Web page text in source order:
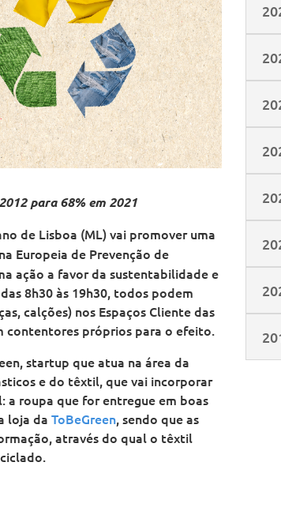
para 68% em 2021
de Lisboa (ML) vai promover uma
Europeia de Prevenção de
ação a favor da sustentabilidade e
8h30 às 19h30, todos podem
calções) nos Espaços Cliente das
contentores próprios para o efeito.
startup que atua na área da
e do têxtil, que vai incorporar
roupa que for entregue em boas
loja daToBeGreen, sendo que as
através do qual o têxtil